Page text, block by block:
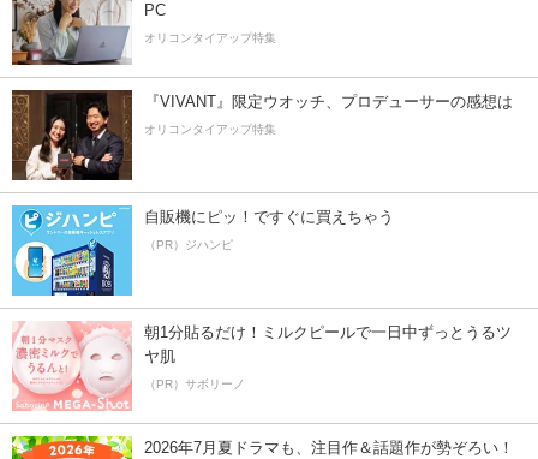
PC
オリコンタイアップ特集
『VIVANT』限定ウオッチ、プロデューサーの感想は
オリコンタイアップ特集
自販機にピッ！ですぐに買えちゃう
（PR）ジハンピ
朝1分貼るだけ！ミルクピールで一日中ずっとうるツ
ヤ肌
（PR）サボリーノ
2026年7月夏ドラマも、注目作＆話題作が勢ぞろい！